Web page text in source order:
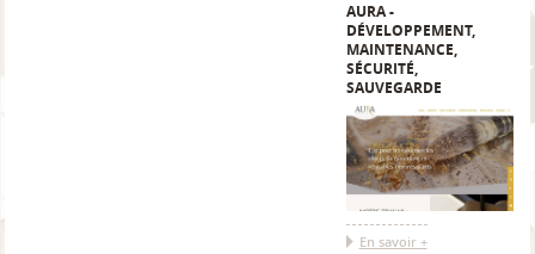
AURA -
DÉVELOPPEMENT,
MAINTENANCE,
SÉCURITÉ,
SAUVEGARDE
En savoir +